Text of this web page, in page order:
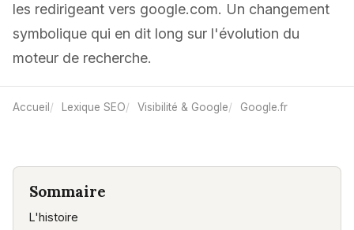
les redirigeant vers google.com. Un changement
symbolique qui en dit long sur l'évolution du
moteur de recherche.
Accueil Lexique SEO Visibilité & Google Google.fr
Sommaire
L'histoire